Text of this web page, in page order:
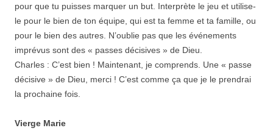
pour que tu puisses marquer un but. Interprète le jeu et utilise-
le pour le bien de ton équipe, qui est ta femme et ta famille, ou
pour le bien des autres. N’oublie pas que les événements
imprévus sont des « passes décisives » de Dieu.
Charles : C’est bien ! Maintenant, je comprends. Une « passe
décisive » de Dieu, merci ! C’est comme ça que je le prendrai
la prochaine fois.
Vierge Marie